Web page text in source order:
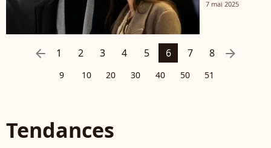
Romy, une
autre
7 mai 2025
arrow_left 1 2 3 4 5 6 7 8
9 10 20 30 40 50 51
arrow_right
Tendances